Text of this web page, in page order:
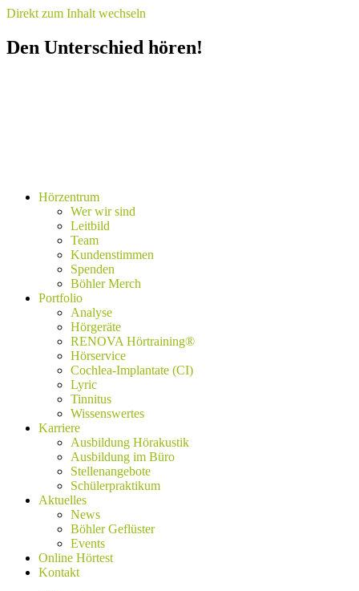
Direkt zum Inhalt wechseln
Den Unterschied hören!
Hörzentrum
Wer wir sind
Leitbild
Team
Kundenstimmen
Spenden
Böhler Merch
Portfolio
Analyse
Hörgeräte
RENOVA Hörtraining®
Hörservice
Cochlea-Implantate (CI)
Lyric
Tinnitus
Wissenswertes
Karriere
Ausbildung Hörakustik
Ausbildung im Büro
Stellenangebote
Schülerpraktikum
Aktuelles
News
Böhler Geflüster
Events
Online Hörtest
Kontakt